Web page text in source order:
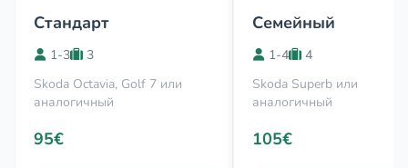
Стандарт
1-3
3
Skoda Octavia, Golf 7 или
аналогичный
95€
Семейный
1-4
4
Skoda Superb или
аналогичный
105€